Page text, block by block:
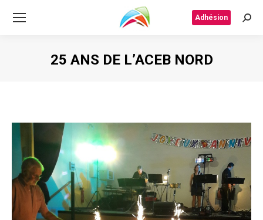
Adhésion
25 ANS DE L’ACEB NORD